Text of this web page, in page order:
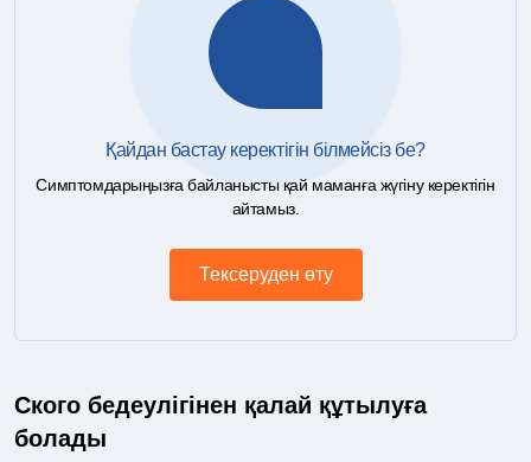
Қайдан бастау керектігін білмейсіз бе?
Симптомдарыңызға байланысты қай маманға жүгіну керектігін
айтамыз.
Тексеруден өту
Ского бедеулігінен қалай құтылуға
болады